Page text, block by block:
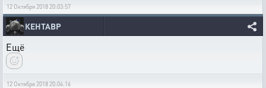
12 Октября 2018 20:03:57
КЕНТАВР
Ещё
12 Октября 2018 20:04:16